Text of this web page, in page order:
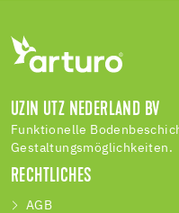
UZIN UTZ NEDERLAND BV
Funktionelle
Gestaltungsmöglichkeiten.
RECHTLICHES
AGB